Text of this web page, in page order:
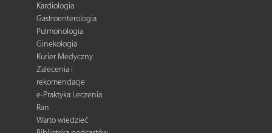
Kardiologia
Gastroenterologia
Pulmonologia
Ginekologia
Kurier Medyczny
Zalecenia i
rekomendacje
e-Praktyka Leczenia
Ran
Warto wiedzieć